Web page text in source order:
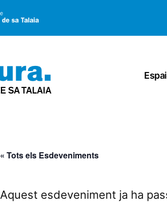
« Tots els Esdeveniments
Aquest esdeveniment ja ha